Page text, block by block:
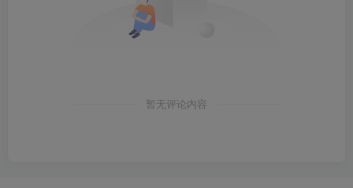
8.创建桌面快捷方式：①点击桌面任务栏中的【开始图标】>
暂无评论内容